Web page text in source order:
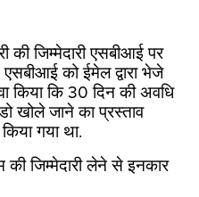
की जिम्मेदारी एसबीआई पर
को ईमेल द्वारा भेजे
किया कि 30 दिन की अवधि
खोले जाने का प्रस्ताव
गया था.
जिम्मेदारी लेने से इनकार